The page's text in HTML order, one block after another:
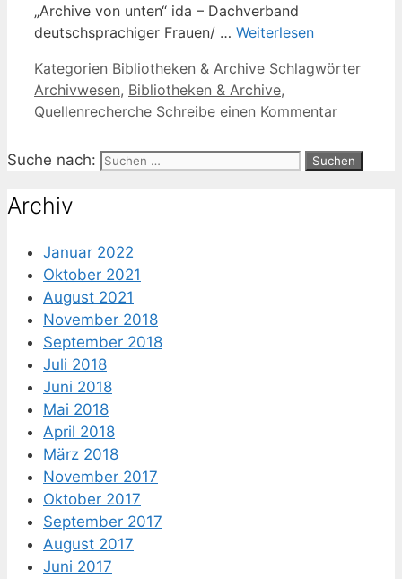
„Archive von unten“ ida – Dachverband
deutschsprachiger Frauen/ … Weiterlesen
Kategorien Bibliotheken & Archive Schlagwörter
Archivwesen, Bibliotheken & Archive,
Quellenrecherche Schreibe einen Kommentar
Suche nach:
Archiv
Januar 2022
Oktober 2021
August 2021
November 2018
September 2018
Juli 2018
Juni 2018
Mai 2018
April 2018
März 2018
November 2017
Oktober 2017
September 2017
August 2017
Juni 2017